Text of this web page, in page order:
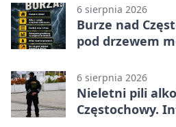
6 sierpnia 2026
Burze nad
pod drzewem
6 sierpnia 2026
Nieletni pili
Częstochowy.